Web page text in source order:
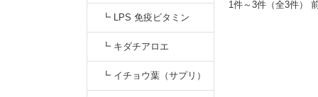
性食品）
┗ LPS 免疫ビタミン
┗ キダチアロエ
┗ イチョウ葉（サプリ）
1件～3件（全3